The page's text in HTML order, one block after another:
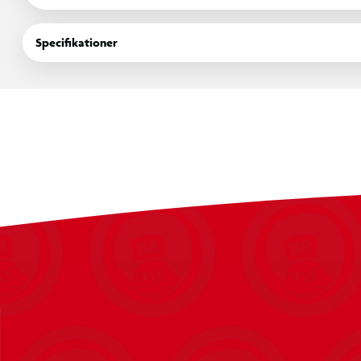
Sandkassen leveres inkl. 240 kg certificeret, siet og vasket
samme.
Inkl. 240 kg certificeret, siet og vasket sandkassesand
Specifikationer